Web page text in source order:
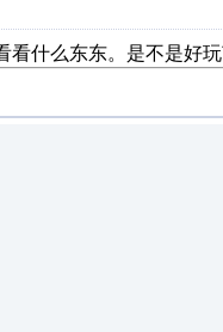
看什么东东。是不是好